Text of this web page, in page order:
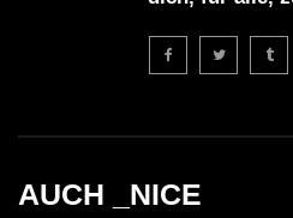
AUCH _NICE